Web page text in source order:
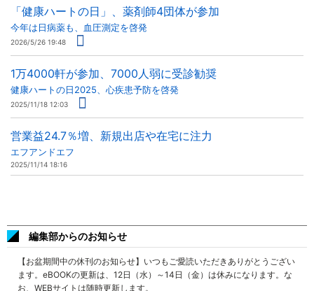
「健康ハートの日」、薬剤師4団体が参加
今年は日病薬も、血圧測定を啓発
2026/5/26 19:48
1万4000軒が参加、7000人弱に受診勧奨
健康ハートの日2025、心疾患予防を啓発
2025/11/18 12:03
営業益24.7％増、新規出店や在宅に注力
エフアンドエフ
2025/11/14 18:16
編集部からのお知らせ
【お盆期間中の休刊のお知らせ】いつもご愛読いただきありがとうござい
ます。eBOOKの更新は、12日（水）～14日（金）は休みになります。な
お、WEBサイトは随時更新します。